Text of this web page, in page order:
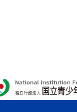
●特定の政党を支持、
●特定の宗教を支持、
域での勧誘活動を行っ
ご利用に際しては、本